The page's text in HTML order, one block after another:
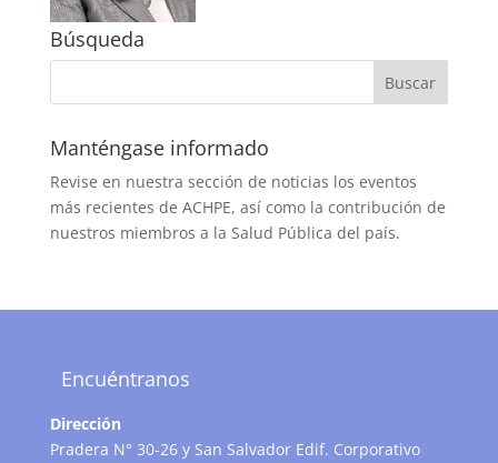
Búsqueda
Manténgase informado
Revise en nuestra sección de noticias los eventos
más recientes de ACHPE, así como la contribución de
nuestros miembros a la Salud Pública del país.
Encuéntranos
Dirección
Pradera N° 30-26 y San Salvador Edif. Corporativo